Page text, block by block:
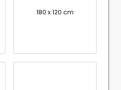
180 x 120 cm